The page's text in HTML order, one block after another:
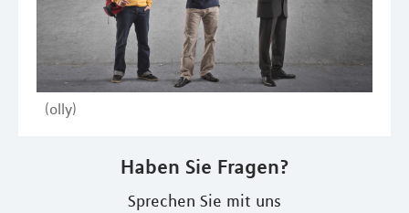
(olly)
Haben Sie Fragen?
Sprechen Sie mit uns